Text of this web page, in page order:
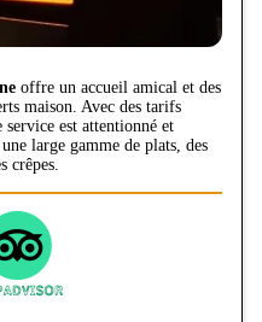
offre un accueil amical et des
maison. Avec des tarifs
est attentionné et
large gamme de plats, des
crêpes.